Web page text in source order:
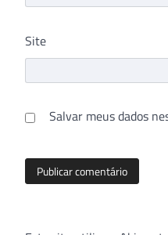
Site
Salvar meus dados